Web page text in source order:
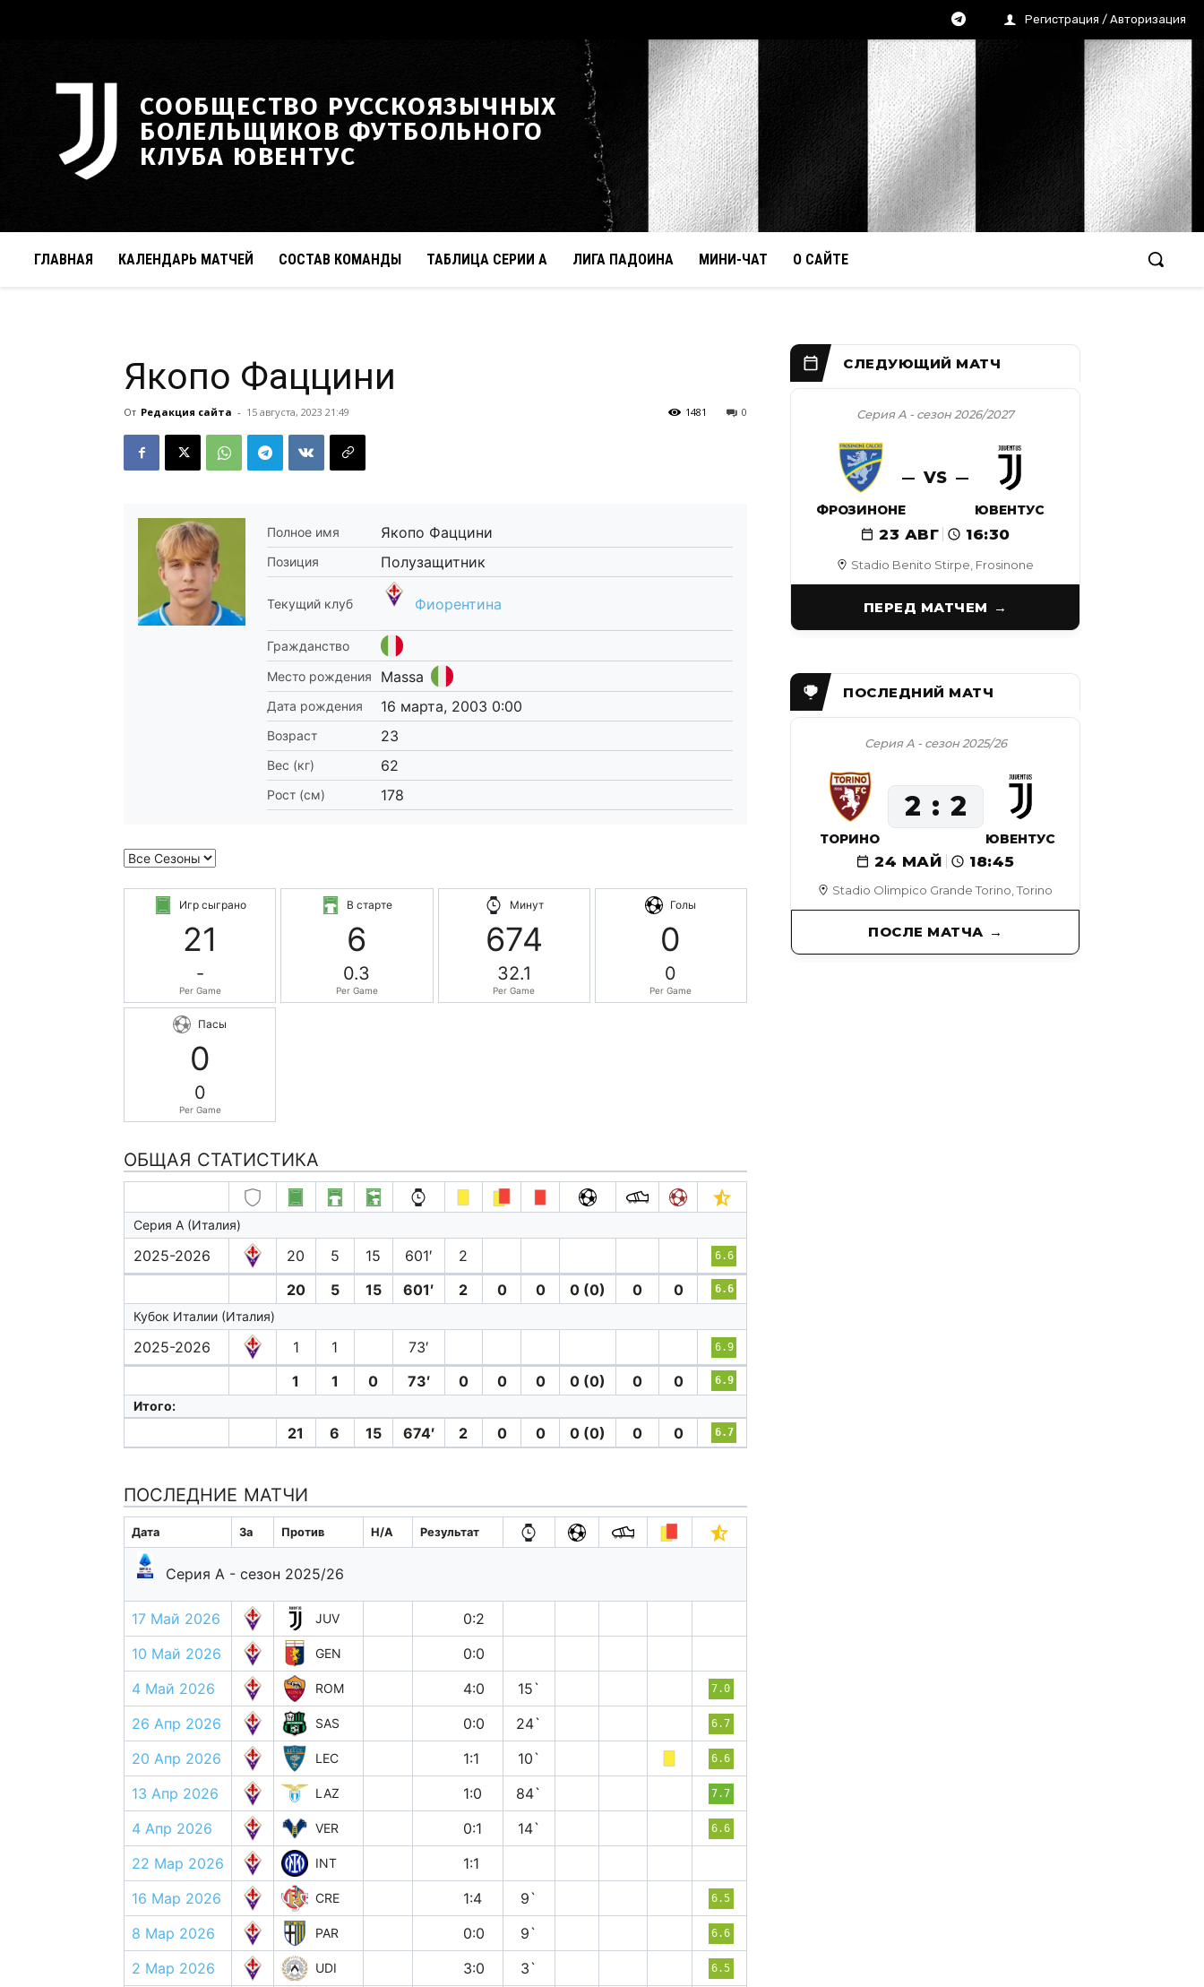
Регистрация / Авторизация
СООБЩЕСТВО РУССКОЯЗЫЧНЫХ
БОЛЕЛЬЩИКОВ ФУТБОЛЬНОГО
КЛУБА ЮВЕНТУС
ГЛАВНАЯ КАЛЕНДАРЬ МАТЧЕЙ СОСТАВ КОМАНДЫ ТАБЛИЦА СЕРИИ А ЛИГА ПАДОИНА МИНИ-ЧАТ О САЙТЕ
Якопо Фаццини
От Редакция сайта - 15 августа, 2023 21:49 0
1481
Полное имя Якопо Фаццини
Позиция Полузащитник
Текущий клуб Фиорентина
Гражданство
Место рождения
Massa
Дата рождения 16 марта, 2003 0:00
Возраст 23
Вес (кг) 62
Рост (см) 178
Игр сыграно
21
-
Per Game
В старте
6
0.3
Per Game
Минут
674
32.1
Per Game
Голы
0
0
Per Game
Пасы
0
0
Per Game
ОБЩАЯ СТАТИСТИКА
Серия А (Италия)
2025-2026 20 5 15 601′ 2 6.6
20 5 15 601′ 2 0 0 0 (0) 0 0 6.6
Кубок Италии (Италия)
2025-2026 1 1 73′ 6.9
1 1 0 73′ 0 0 0 0 (0) 0 0 6.9
Итого:
21 6 15 674′ 2 0 0 0 (0) 0 0 6.7
ПОСЛЕДНИЕ МАТЧИ
Дата За Против H/A Результат
Серия А - сезон 2025/26
17 Май 2026 JUV
0:2
10 Май 2026
GEN
0:0
4 Май 2026
ROM 4:0 15` 7.0
26 Апр 2026 SAS 0:0 24` 6.7
20 Апр 2026 LEC 1:1 10` 6.6
13 Апр 2026 LAZ 1:0 84` 7.7
4 Апр 2026 VER 0:1 14` 6.6
22 Мар 2026 INT
1:1
16 Мар 2026
CRE 1:4 9` 6.5
8 Мар 2026 PAR 0:0 9` 6.6
2 Мар 2026 UDI 3:0 3` 6.5
Stadio Benito Stirpe, Frosinone
Серия А - сезон 2026/2027
ФРОЗИНОНЕ
VS
ЮВЕНТУС
23 АВГ 16:30
ПЕРЕД МАТЧЕМ
Stadio Olimpico Grande Torino, Torino
Серия А - сезон 2025/26
24 МАЙ 18:45
ТОРИНО
2 2
ЮВЕНТУС
ПОСЛЕ МАТЧА